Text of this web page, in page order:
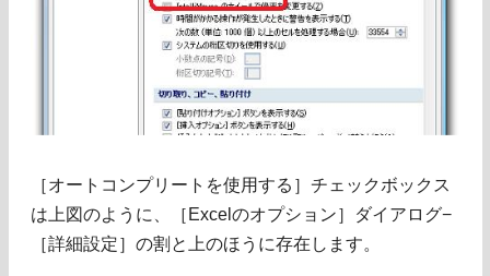
［オートコンプリートを使用する］チェックボックス
は上図のように、［Excelのオプション］ダイアログ−
［詳細設定］の割と上のほうに存在します。